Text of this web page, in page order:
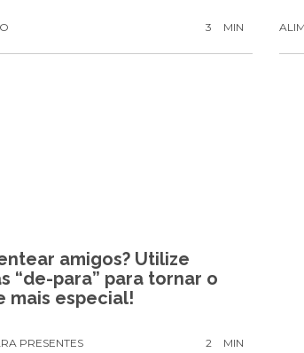
3 MIN
amigos? Utilize
“de-para” para tornar o
mais especial!
PRESENTES 2 MIN